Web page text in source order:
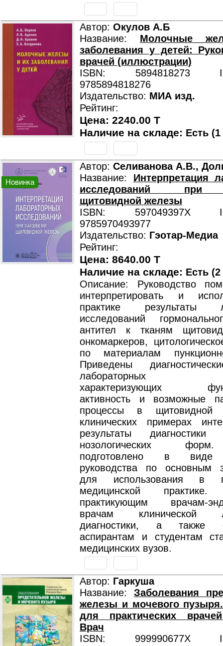
Автор: Окулов А.Б
Название: Молочные
заболевания у детей:
врачей (иллюстрации)
ISBN: 5894818273
9785894818276
Издательство: МИА изд.
Рейтинг:
Цена: 2240.00 T
Наличие на складе: Есть
Новинка
Автор: Селиванова А.В.,
Название: Интерпретация
исследований при
щитовидной железы
ISBN: 597049397X
9785970493977
Издательство: Гэотар-Медиа
Рейтинг:
Цена: 8640.00 T
Наличие на складе: Есть
Описание: Руководство
интерпретировать и
практике результаты
исследований
антител к тканям
онкомаркеров,
по материалам
Приведены
лабораторных
характеризующих
активность и возможные
процессы в
клинических примерах
результаты
нозологических
подготовлено в виде
руководства по основным
для использования в
медицинской практике.
практикующим врачам-
врачам клинической
диагностики, а также
аспирантам и студентам
медицинских вузов.
Автор: Гаркуша
Название: Заболевания
железы и мочевого
для практических
Врач
ISBN: 999990677X